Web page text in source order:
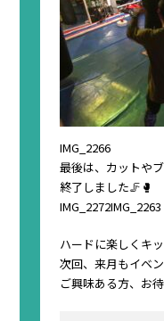
IMG_2266
最後は、カットや
終了しました🦵🥊
IMG_2272IMG_2263
ハードに楽しくキ
次回、来月もイベ
ご興味ある方、お